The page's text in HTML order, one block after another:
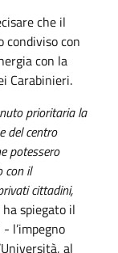
che il
con
con la
Carabinieri.
prioritaria la
del centro
potessero
con il
cittadini,
ha spiegato il
l’impegno
al